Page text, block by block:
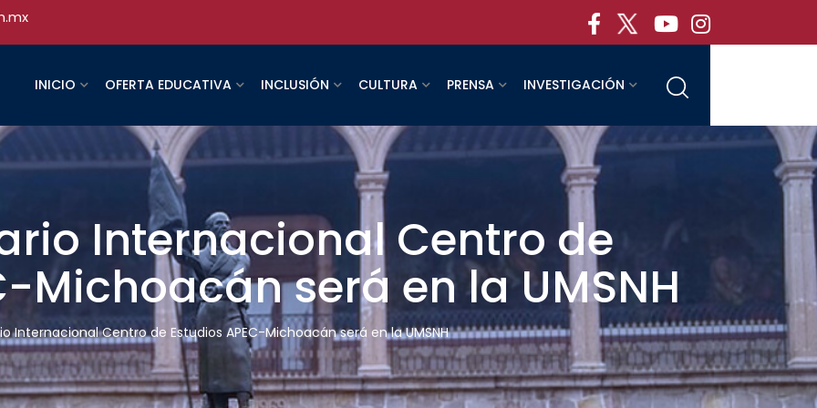
INICIO OFERTA EDUCATIVA INCLUSIÓN CULTURA PRENSA INVESTIGACIÓN
Internacional Centro de
Michoacán será en la UMSNH
Internacional Centro de Estudios APEC-Michoacán será en la UMSNH